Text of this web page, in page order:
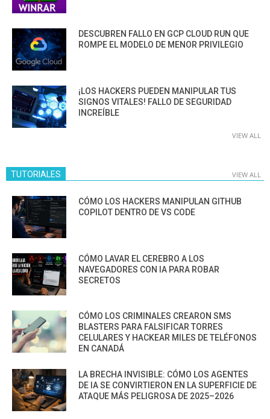
DESCUBREN FALLO EN GCP CLOUD RUN QUE
ROMPE EL MODELO DE MENOR PRIVILEGIO
¡LOS HACKERS PUEDEN MANIPULAR TUS
SIGNOS VITALES! FALLO DE SEGURIDAD
INCREÍBLE
VIEW ALL
TUTORIALES VIEW ALL
CÓMO LOS HACKERS MANIPULAN GITHUB
COPILOT DENTRO DE VS CODE
CÓMO LAVAR EL CEREBRO A LOS
NAVEGADORES CON IA PARA ROBAR
SECRETOS
CÓMO LOS CRIMINALES CREARON SMS
BLASTERS PARA FALSIFICAR TORRES
CELULARES Y HACKEAR MILES DE TELÉFONOS
EN CANADÁ
LA BRECHA INVISIBLE: CÓMO LOS AGENTES
DE IA SE CONVIRTIERON EN LA SUPERFICIE DE
ATAQUE MÁS PELIGROSA DE 2025–2026